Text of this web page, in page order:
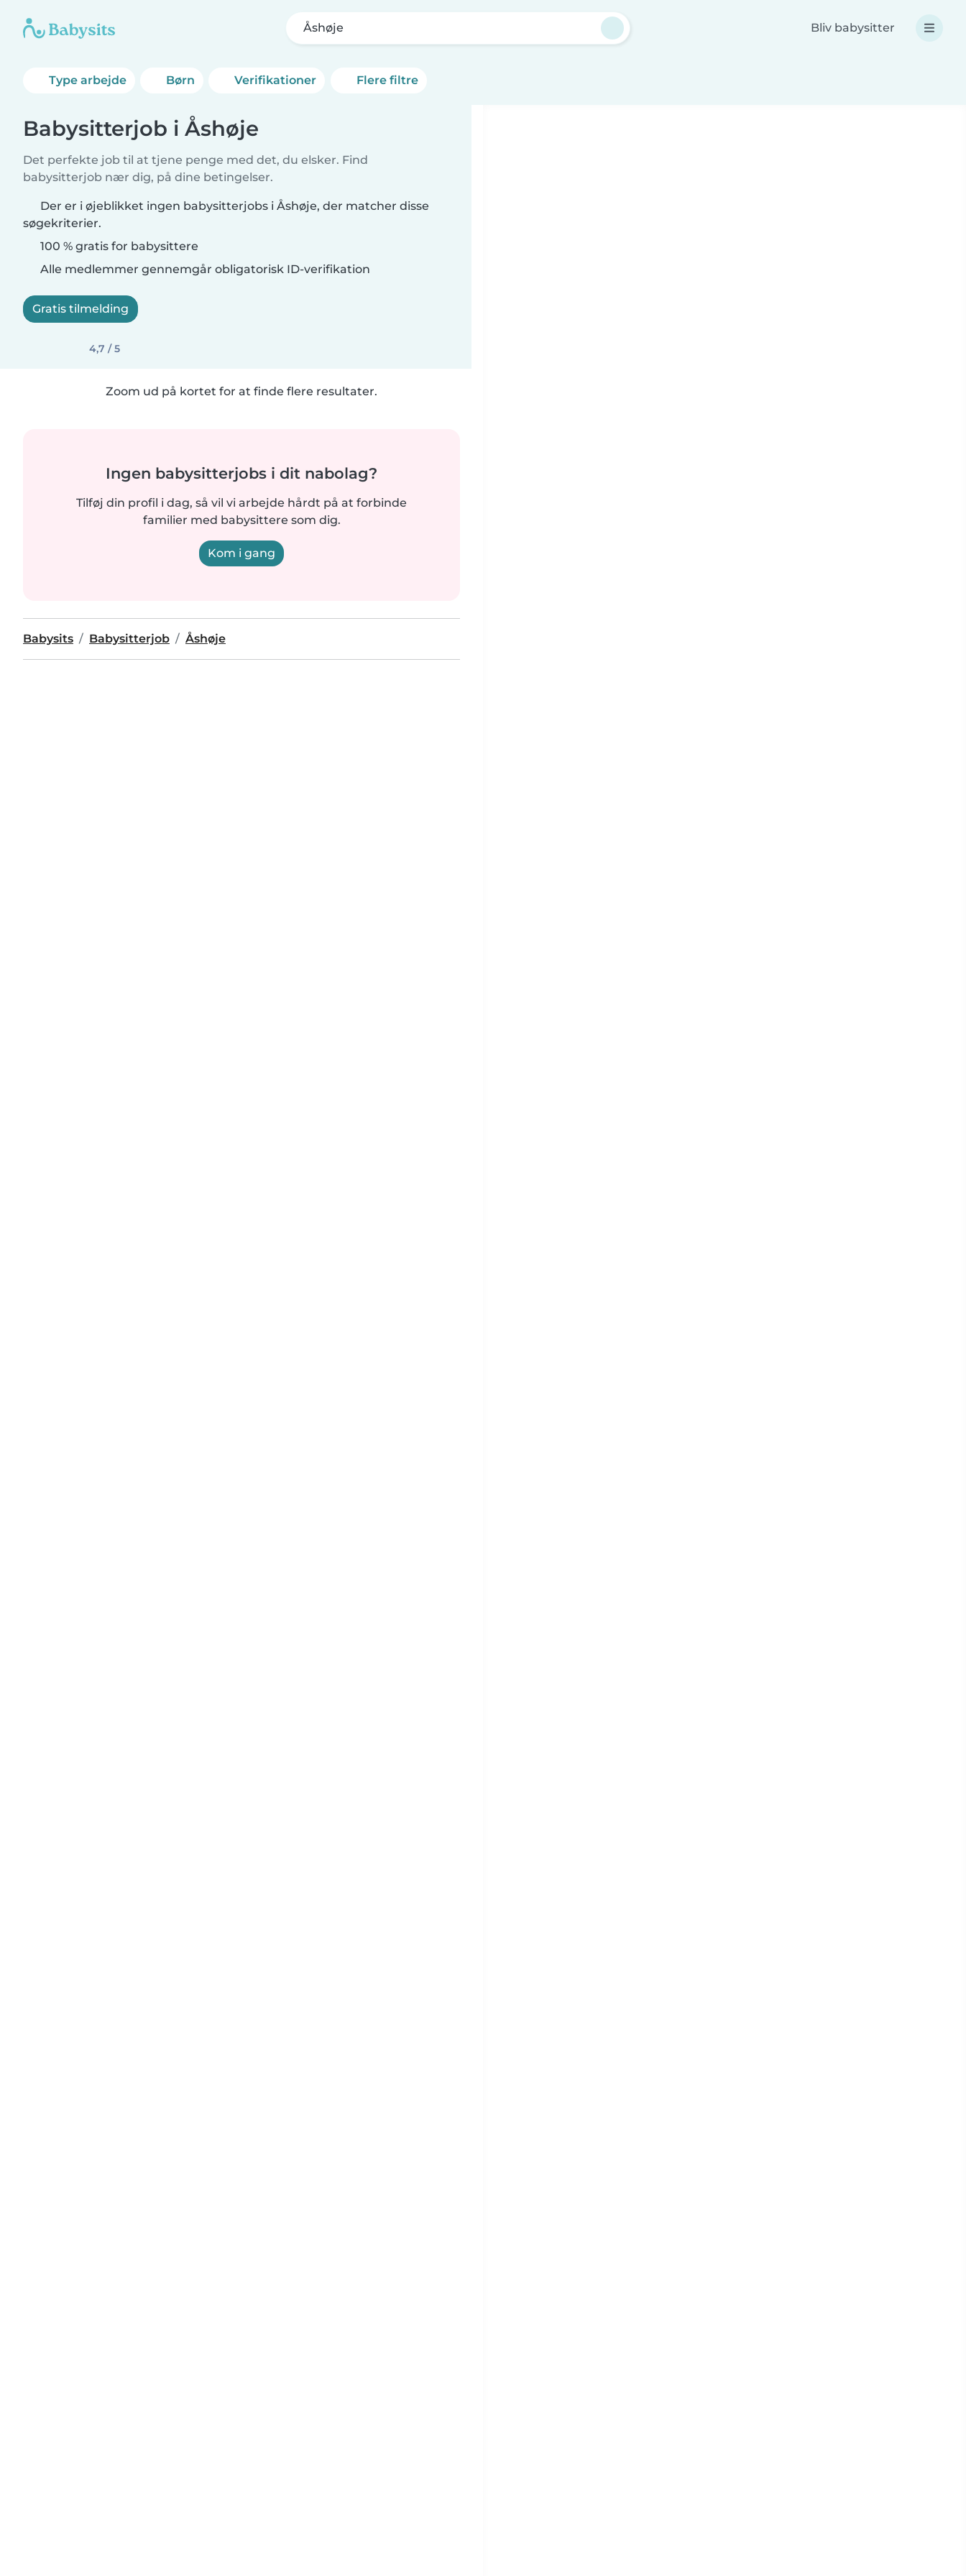
Åshøje Bliv babysitter
Type arbejde Børn Verifikationer Flere filtre
Babysitterjob i Åshøje
Det perfekte job til at tjene penge med det, du elsker. Find
babysitterjob nær dig, på dine betingelser.
Der er i øjeblikket ingen babysitterjobs i Åshøje, der matcher disse
søgekriterier.
100 % gratis for babysittere
Alle medlemmer gennemgår obligatorisk ID-verifikation
Gratis tilmelding
4,7 / 5
Zoom ud på kortet for at finde flere resultater.
Ingen babysitterjobs i dit nabolag?
Tilføj din profil i dag, så vil vi arbejde hårdt på at forbinde
familier med babysittere som dig.
Kom i gang
Babysits Babysitterjob Åshøje